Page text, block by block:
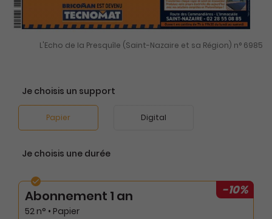
L'Echo de la Presquîle (Saint-Nazaire et sa Région) n° 6985
Je choisis un support
Papier Digital
Je choisis une durée
-10%
Abonnement 1 an
52 n° • Papier